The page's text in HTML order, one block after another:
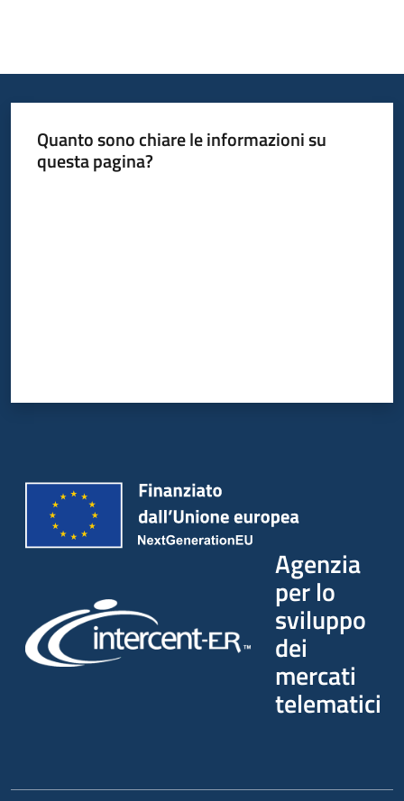
Quanto sono chiare le informazioni su
questa pagina?
Agenzia
per lo
sviluppo
dei
mercati
telematici